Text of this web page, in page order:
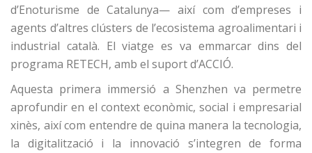
d’Enoturisme de Catalunya— així com d’empreses i
agents d’altres clústers de l’ecosistema agroalimentari i
industrial català. El viatge es va emmarcar dins del
programa RETECH, amb el suport d’ACCIÓ.
Aquesta primera immersió a Shenzhen va permetre
aprofundir en el context econòmic, social i empresarial
xinès, així com entendre de quina manera la tecnologia,
la digitalització i la innovació s’integren de forma